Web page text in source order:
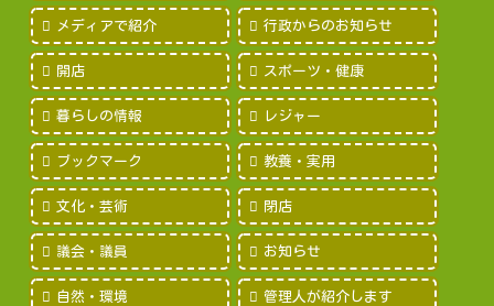
メディアで紹介 行政からのお知らせ
開店 スポーツ・健康
暮らしの情報 レジャー
ブックマーク 教養・実用
文化・芸術 閉店
議会・議員 お知らせ
自然・環境 管理人が紹介します